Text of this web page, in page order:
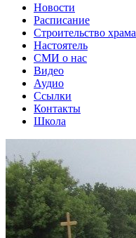
Новости
Расписание
Строительство храма
Настоятель
СМИ о нас
Видео
Аудио
Ссылки
Контакты
Школа